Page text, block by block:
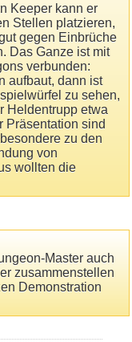
Keeper kann er
Stellen platzieren,
gegen Einbrüche
Das Ganze ist mit
verbunden:
aufbaut, dann ist
zu sehen,
Heldentrupp etwa
Präsentation sind
zu den
von
wollten die
Master auch
zusammenstellen
Demonstration